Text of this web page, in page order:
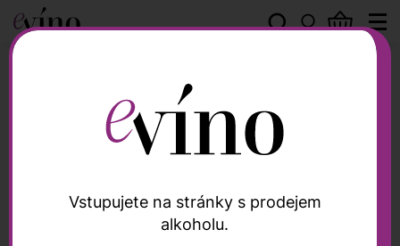
Vstupujete na stránky s prodejem
alkoholu.